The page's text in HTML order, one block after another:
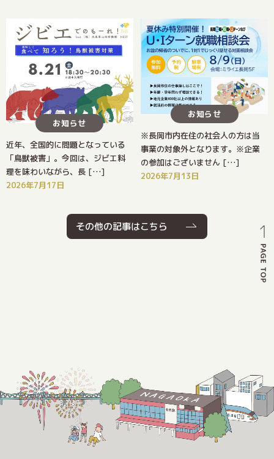
お知らせ
近年、全国的に問題となっている
「鳥獣被害」。今回は、ジビエ料
理を味わいながら、長 […]
2026年7月17日
お知らせ
※長岡市内在住の社会人の方は当
事業の対象外となります。※企業
の参加はございません […]
2026年7月13日
その他の記事はこちら